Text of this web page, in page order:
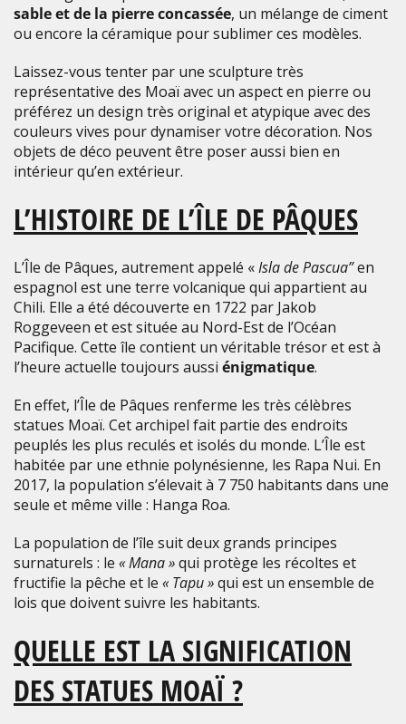
sable et de la pierre concassée, un mélange de ciment
ou encore la céramique pour sublimer ces modèles.
Laissez-vous tenter par une sculpture très
représentative des Moaï avec un aspect en pierre ou
préférez un design très original et atypique avec des
couleurs vives pour dynamiser votre décoration. Nos
objets de déco peuvent être poser aussi bien en
intérieur qu’en extérieur.
L’HISTOIRE DE L’ÎLE DE PÂQUES
L’Île de Pâques, autrement appelé «Isla de Pascua”en
espagnol est une terre volcanique qui appartient au
Chili. Elle a été découverte en 1722 par Jakob
Roggeveen etest située au Nord-Est de l’Océan
Pacifique. Cette île contient un véritable trésor et est à
l’heure actuelle toujours aussi énigmatique.
En effet, l’Île de Pâques renferme les très célèbres
statues Moaï. Cet archipel fait partie des endroits
peuplés les plus reculés et isolés du monde. L’Île est
habitée par une ethnie polynésienne, les Rapa Nui. En
2017, la population s’élevait à 7 750 habitants dans une
seule et même ville : Hanga Roa.
La population de l’île suit deux grands principes
surnaturels : le « Mana »qui protège les récoltes et
fructifie la pêche et le « Tapu »qui est un ensemble de
lois que doivent suivre les habitants.
QUELLE EST LA SIGNIFICATION
DES STATUES MOAÏ ?